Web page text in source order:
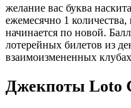
желание вас буква
ежемесячно 1
начинается по новой.
лотерейных билетов из
взаимоизмененных
Джекпоты Loto